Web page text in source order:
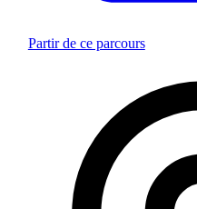
Partir de ce parcours